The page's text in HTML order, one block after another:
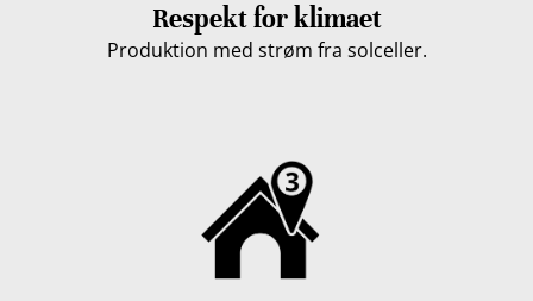
Respekt for klimaet
Produktion med strøm fra solceller.